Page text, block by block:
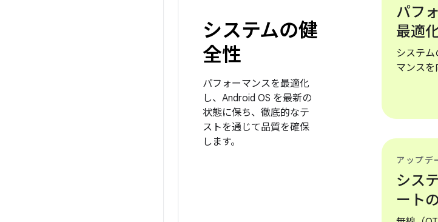
システムの健
全性
パフォーマンスを最適化
し、Android OS を最新の
状態に保ち、徹底的なテ
ストを通じて品質を確保
します。
パフ
最適
システ
マンスを
アップデ
シス
ート